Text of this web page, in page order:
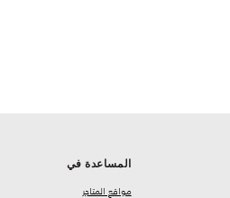
المساعدة في
مواقع المتاجر